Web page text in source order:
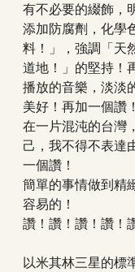
有不必要的綴飾，
添加防腐劑，化學
料！」，強調「天
道地！」的堅持！
播放的音樂，淡淡
美好！再加一個讚！
在一片混沌的台灣
己，我不得不表達
一個讚！
簡單的事情做到精
容易的！
讚！讚！讚！讚！
以米其林三星的標